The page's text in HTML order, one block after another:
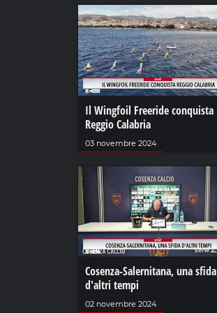
Il Wingfoil Freeride conquista
Reggio Calabria
03 novembre 2024
Cosenza-Salernitana, una sfida
d'altri tempi
02 novembre 2024